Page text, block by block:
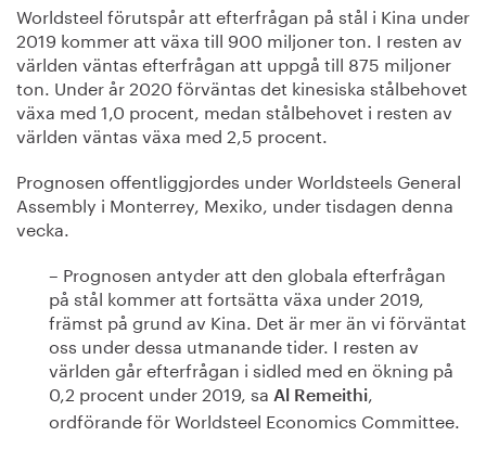
Worldsteel förutspår att efterfrågan på stål i Kina under
2019 kommer att växa till 900 miljoner ton. I resten av
världen väntas efterfrågan att uppgå till 875 miljoner
ton. Under år 2020 förväntas det kinesiska stålbehovet
växa med 1,0 procent, medan stålbehovet i resten av
världen väntas växa med 2,5 procent.
Prognosen offentliggjordes under Worldsteels General
Assembly i Monterrey, Mexiko, under tisdagen denna
vecka.
– Prognosen antyder att den globala efterfrågan
på stål kommer att fortsätta växa under 2019,
främst på grund av Kina. Det är mer än vi förväntat
oss under dessa utmanande tider. I resten av
världen går efterfrågan i sidled med en ökning på
0,2 procent under 2019, sa Al Remeithi,
ordförande för Worldsteel Economics Committee.